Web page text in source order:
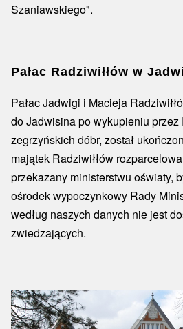
Szaniawskiego".
Pałac Radziwiłłów w
Pałac Jadwigi i Macieja
do Jadwisina po wykupieniu przez
zegrzyńskich dóbr, został
majątek Radziwiłłów
przekazany ministerstwu oświaty,
ośrodek wypoczynkowy Rady
według naszych danych nie jest
zwiedzających.